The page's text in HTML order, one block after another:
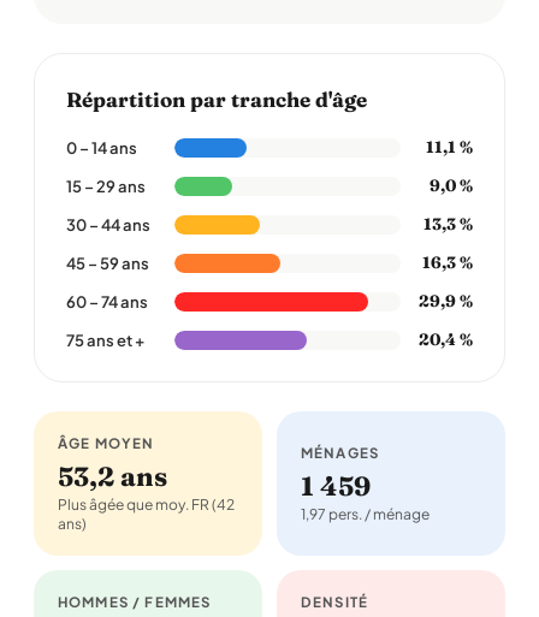
Répartition par tranche d'âge
0 – 14 ans 11,1 %
15 – 29 ans 9,0 %
30 – 44 ans 13,3 %
45 – 59 ans 16,3 %
60 – 74 ans 29,9 %
75 ans et + 20,4 %
ÂGE MOYEN
53,2 ans
Plus âgée que moy. FR (42
ans)
MÉNAGES
1 459
1,97 pers. / ménage
HOMMES / FEMMES DENSITÉ